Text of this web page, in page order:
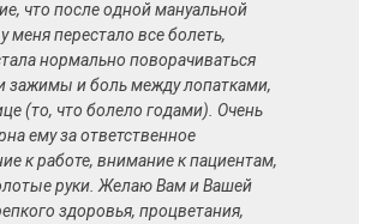
что после одной мануальной
меня перестало все болеть,
нормально поворачиваться
зажимы и боль между лопатками,
(то, что болело годами). Очень
ему за ответственное
к работе, внимание к пациентам,
руки. Желаю Вам и Вашей
здоровья, процветания,